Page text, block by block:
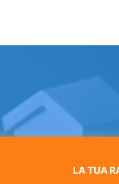
LA TUA